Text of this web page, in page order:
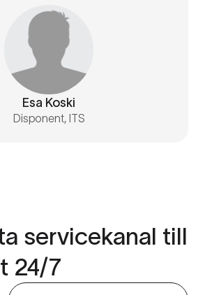
Esa Koski
Disponent, ITS
servicekanal till
24/7